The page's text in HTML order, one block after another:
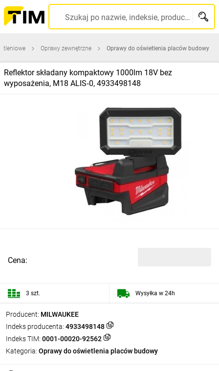
Szukaj po nazwie, indeksie, producencie, kodzie kreskowym...
Oprawy zewnętrzne Oprawy do oświetlenia placów budowy
Reflektor składany kompaktowy 1000lm 18V bez
wyposażenia, M18 ALIS‑0, 4933498148
Producent: MILWAUKEE
Indeks producenta: 4933498148
Indeks TIM: 0001-00020-92562
Kategoria: Oprawy do oświetlenia placów budowy
Cena:
3 szt. Wysyłka w 24h